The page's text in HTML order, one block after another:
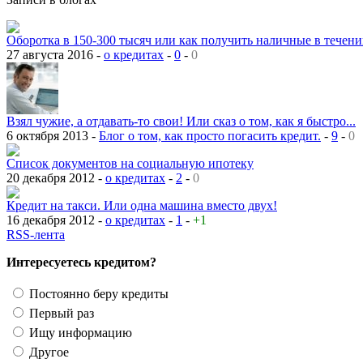
Оборотка в 150-300 тысяч или как получить наличные в
27 августа 2016 - о кредитах - 0 - 0
Взял чужие, а отдавать-то свои! Или сказ о том, как я быстро...
6 октября 2013 - Блог о том, как просто погасить кредит. - 9 - 0
Список документов на социальную ипотеку
20 декабря 2012 - о кредитах - 2 - 0
Кредит на такси. Или одна машина вместо двух!
16 декабря 2012 - о кредитах - 1 - +1
RSS-лента
Интересуетесь кредитом?
Постоянно беру кредиты
Первый раз
Ищу информацию
Другое